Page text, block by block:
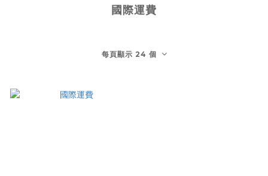
國際運費
每頁顯示 24 個